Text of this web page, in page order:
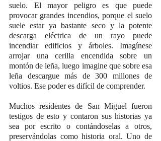
suelo. El mayor peligro es que puede
provocar grandes incendios, porque el suelo
suele estar ya bastante seco y la potente
descarga eléctrica de un rayo puede
incendiar edificios y árboles. Imagínese
arrojar una cerilla encendida sobre un
montón de leña, luego imagine que sobre esa
leña descargue más de 300 millones de
voltios. Ese poder es difícil de comprender.
Muchos residentes de San Miguel fueron
testigos de esto y contaron sus historias ya
sea por escrito o contándoselas a otros,
preservándolas como historia oral. Uno de